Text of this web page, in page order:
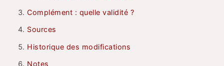
Complément : quelle validité ?
Sources
Historique des modifications
Notes